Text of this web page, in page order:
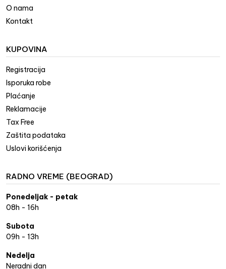
O nama
Kontakt
KUPOVINA
Registracija
Isporuka robe
Plaćanje
Reklamacije
Tax Free
Zaštita podataka
Uslovi korišćenja
RADNO VREME (BEOGRAD)
Ponedeljak - petak
08h - 16h
Subota
09h - 13h
Nedelja
Neradni dan